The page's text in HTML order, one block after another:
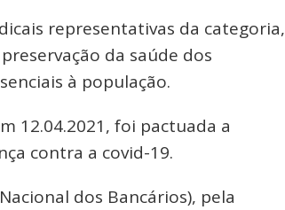
representativas da categoria,
da saúde dos
à população.
12.04.2021, foi pactuada a
contra a covid-19.
dos Bancários), pela